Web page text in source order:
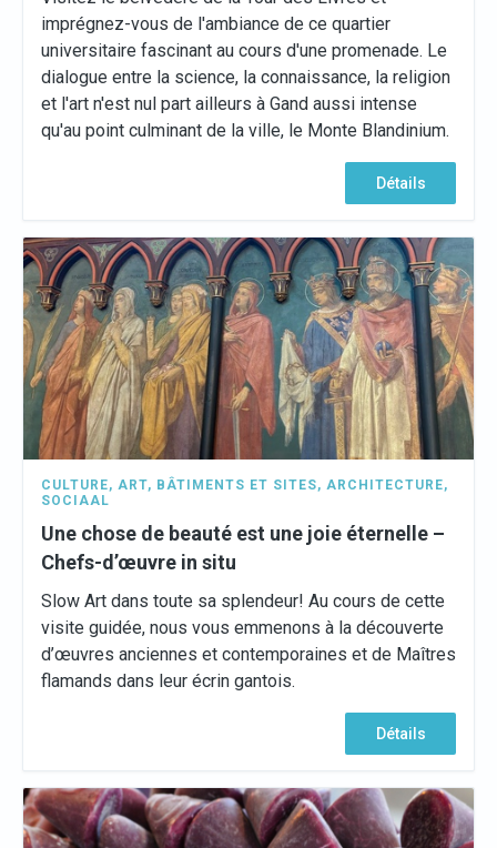
imprégnez-vous de l'ambiance de ce quartier
universitaire fascinant au cours d'une promenade. Le
dialogue entre la science, la connaissance, la religion
et l'art n'est nul part ailleurs à Gand aussi intense
qu'au point culminant de la ville, le Monte Blandinium.
Détails
CULTURE, ART, BÂTIMENTS ET SITES, ARCHITECTURE,
SOCIAAL
Une chose de beauté est une joie éternelle –
Chefs-d’œuvre in situ
Slow Art dans toute sa splendeur! Au cours de cette
visite guidée, nous vous emmenons à la découverte
d’œuvres anciennes et contemporaines et de Maîtres
flamands dans leur écrin gantois.
Détails